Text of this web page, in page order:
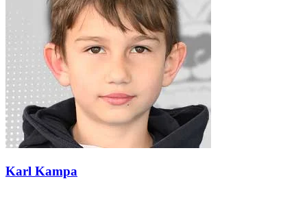
Karl Kampa